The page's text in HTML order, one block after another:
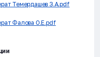
Темердашев З.А.pdf
Фалова О.Е.pdf